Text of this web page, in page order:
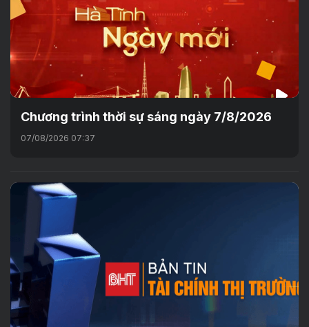
Chương trình thời sự sáng ngày 7/8/2026
07/08/2026 07:37